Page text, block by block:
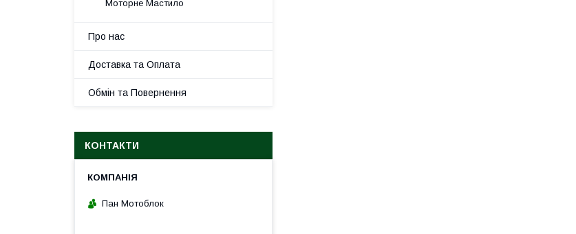
Моторне Мастило
Про нас
Доставка та Оплата
Обмін та Повернення
КОНТАКТИ
Пан Мотоблок